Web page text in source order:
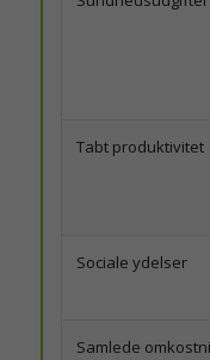
Tabt produktivitet
Sociale ydelser
Samlede